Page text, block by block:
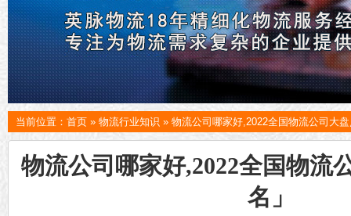
当前位置： 首页 » 物流行业知识 » 物流公司哪家好,2022全国物流公司大
物流公司哪家好,2022全国物流
名」